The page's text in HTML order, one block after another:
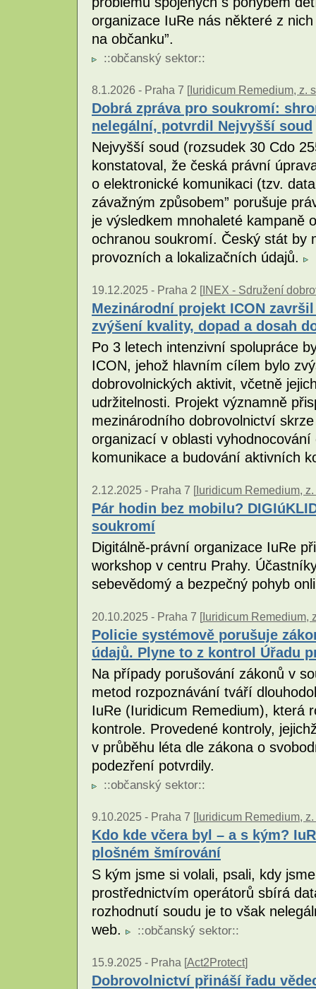
organizace IuRe nás některé z
na občanku”.
::občanský sektor::
8.1.2026 - Praha 7 [Iuridicum Remedium, z.
Dobrá zpráva pro soukromí:
nelegální, potvrdil Nejvyšší soud
Nejvyšší soud (rozsudek 30 Cdo
konstatoval, že česká právní
o elektronické komunikaci (tzv.
závažným způsobem” porušuje
je výsledkem mnohaleté kampaně
ochranou soukromí. Český stát by
provozních a lokalizačních údajů.
19.12.2025 - Praha 2 [INEX - Sdružení
Mezinárodní projekt ICON
zvýšení kvality, dopad a dosah
Po 3 letech intenzivní spolupráce
ICON, jehož hlavním cílem bylo
dobrovolnických aktivit, včetně
udržitelnosti. Projekt významně
mezinárodního dobrovolnictví
organizací v oblasti
komunikace a budování aktivních
2.12.2025 - Praha 7 [Iuridicum Remedium, z.
Pár hodin bez mobilu?
soukromí
Digitálně-právní organizace IuRe
workshop v centru Prahy.
sebevědomý a bezpečný pohyb
20.10.2025 - Praha 7 [Iuridicum Remedium,
Policie systémově porušuje
údajů. Plyne to z kontrol Úřadu
Na případy porušování zákonů v
metod rozpoznávání tváří
IuRe (Iuridicum Remedium), která
kontrole. Provedené kontroly,
v průběhu léta dle zákona o
podezření potvrdily.
::občanský sektor::
9.10.2025 - Praha 7 [Iuridicum Remedium, z.
Kdo kde včera byl – a s kým?
plošném šmírování
S kým jsme si volali, psali, kdy
prostřednictvím operátorů sbírá
rozhodnutí soudu je to však
web.
::občanský sektor::
15.9.2025 - Praha [Act2Protect]
Dobrovolnictví přináší řadu